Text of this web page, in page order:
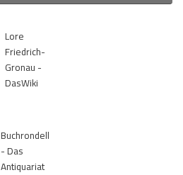
Lore
Friedrich-
Gronau -
DasWiki
Buchrondell
- Das
Antiquariat